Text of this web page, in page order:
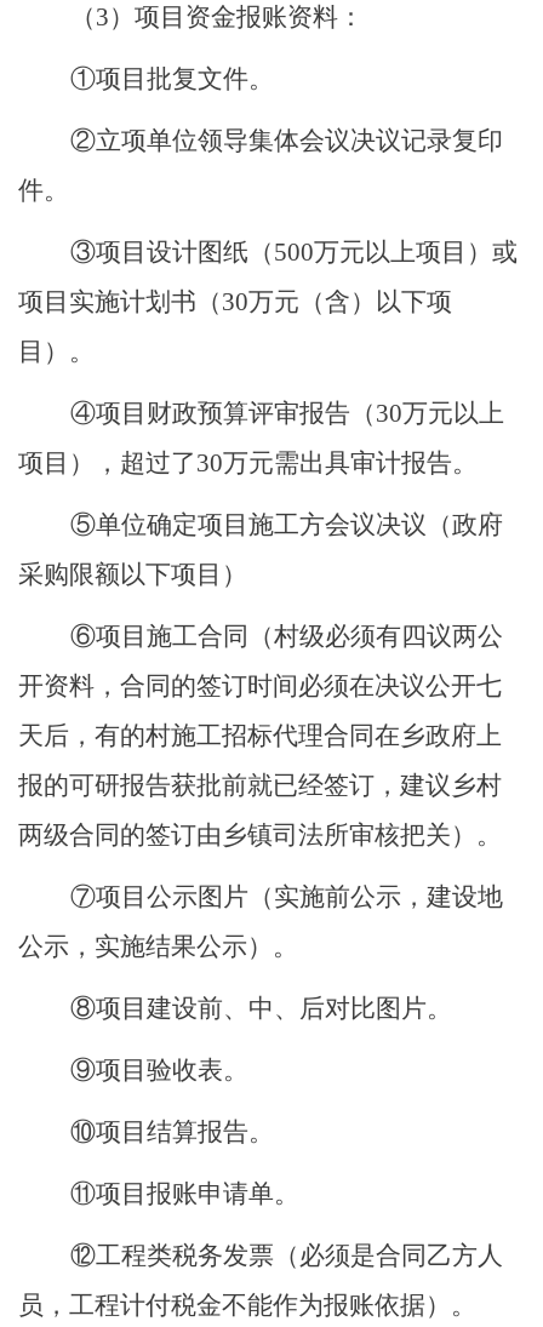
（3） 项目资金报账资料：
①项目批复文件。
②立项单位领导集体会议决议记录复印
件。
③项目设计图纸 （500万元以上项目 ） 或
项目实施计划书 （30万元 （含）
以下项
目 ） 。
④项目财政预算评审报告 （30万元以上
项目）
，超过了30万元需出具审计报告。
⑤单位确定项目施工方会议决议 （政府
采购限额以下项目 ）
⑥项目施工合同（村级必须有四议两公
开资料，合同的签订时间必须在决议公开七
天后，有的村施工招标代理合同在乡政府上
报的可研报告获批前就已经签订，建议乡村
两级合同的签订由乡镇司法所审核把关）。
⑦项目公示图片 （实施前公示 ， 建设地
公示，实施结果公示） 。
⑧项目建设前、中、 后对比图片。
⑨项目验收表。
⑩项目结算报告。
⑪项目报账申请单。
⑫工程类税务发票（必须是合同乙方人
员，工程计付税金不能作为报账依据）。